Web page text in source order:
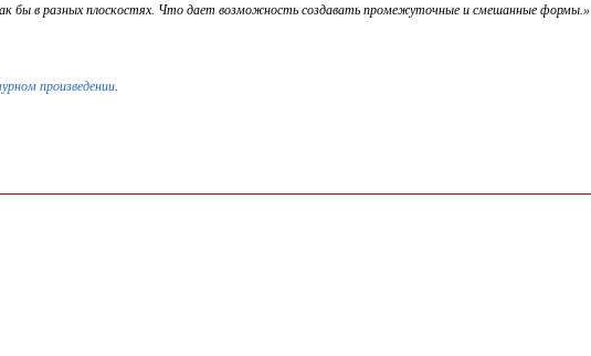
бы в разных плоскостях. Что дает возможность создавать промежуточные и смешанные формы.»
произведении